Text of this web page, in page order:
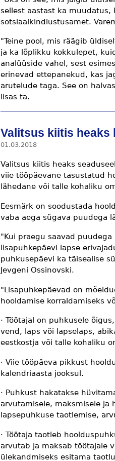
sellest aastast ka muudatus,
sotsiaalkindlustusamet.
"Teine pool, mis räägib
ja ka lõplikku kokkulepet,
analüüside vahel, sest
erinevad ettepanekud, kas
arutelude taga. See on
lisas ta.
Valitsus kiitis heaks
01.03.2018
Valitsus kiitis heaks
viie tööpäevane tasustatud
lähedane või talle kohaliku
Eesmärk on soodustada
vaba aega sügava puudega
"Kui praegu saavad
lisapuhkepäevi lapse
puhkusepäevi ka täisealise
Jevgeni Ossinovski.
"Lisapuhkepäevad on
hooldamise korraldamiseks
· Töötajal on puhkusele
vend, laps või lapselaps,
eestkostja või talle kohaliku
· Viie tööpäeva pikkust
kalendriaasta jooksul.
· Puhkust hakatakse
arvutamisele, maksmisele ja
lapsepuhkuse taotlemise,
· Töötaja taotleb
arvutab ja maksab töötajale
ülekandmiseks esitama